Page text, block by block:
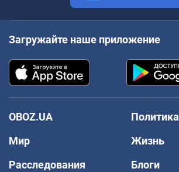
Загружайте наше приложение
OBOZ.UA
Политика
Мир
Жизнь
Расследования
Блоги